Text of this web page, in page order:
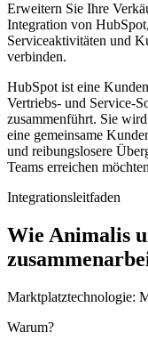
Erweitern Sie Ihre
Integration von
Serviceaktivitäten und
verbinden.
HubSpot ist eine
Vertriebs- und Service-
zusammenführt. Sie
eine gemeinsame
und reibungslosere
Teams erreichen
Integrationsleitfaden
Wie Animalis
Marktplatztechnologie:
Warum?